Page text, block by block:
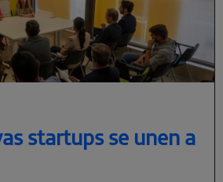
startups se unen a